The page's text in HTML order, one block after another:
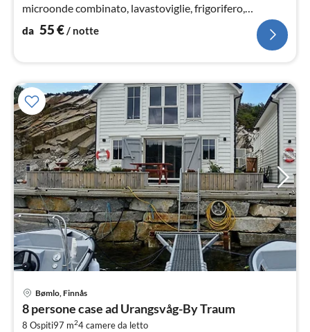
microonde combinato, lavastoviglie, frigorifero,
congelatore(60-99L)
da 55€/ notte
Bømlo, Finnås
8 persone case ad Urangsvåg-By Traum
8 Ospiti97 m24camere da letto